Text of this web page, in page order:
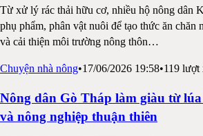
Từ xử lý rác thải hữu cơ, nhiều hộ nông dân
phụ phẩm, phân vật nuôi để tạo thức ăn chăn
và cải thiện môi trường nông thôn…
Chuyện nhà nông•17/06/2026 19:58•119 lượt
Nông dân Gò Tháp làm giàu từ
và nông nghiệp thuận thiên